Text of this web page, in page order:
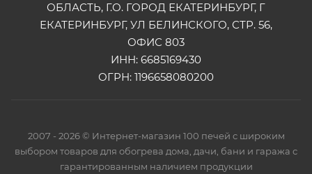
ОБЛАСТЬ, Г.О. ГОРОД ЕКАТЕРИНБУРГ, Г
ЕКАТЕРИНБУРГ, УЛ БЕЛИНСКОГО, СТР. 56,
ОФИС 803
ИНН: 6685169430
ОГРН: 1196658080200
2007 - 2026 © Интернет-магазин 100 печей с широким
выбором товаров для обогрева дома, дачи, бани и гаража с
гарантированным наличием продукции